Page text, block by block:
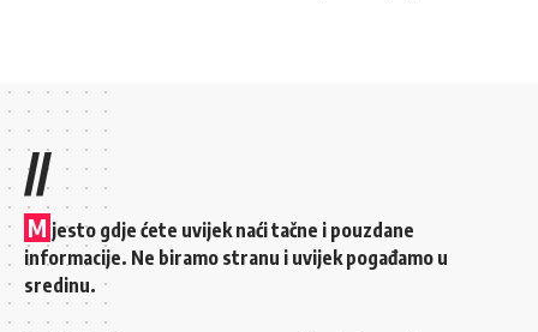
//
M jesto gdje ćete uvijek naći tačne i pouzdane
informacije. Ne biramo stranu i uvijek pogađamo u
sredinu.